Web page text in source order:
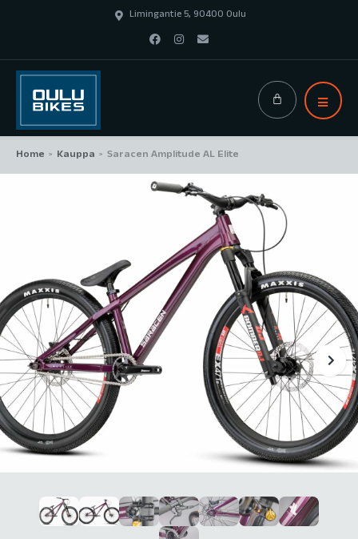
Limingantie 5, 90400 Oulu
Home > Kauppa > Saracen Amplitude AL Elite